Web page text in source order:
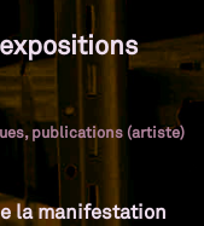
publications (artiste)
la manifestation